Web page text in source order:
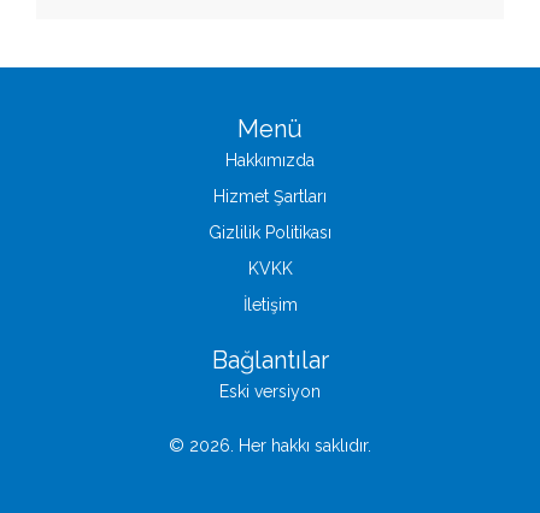
Menü
Hakkımızda
Hizmet Şartları
Gizlilik Politikası
KVKK
İletişim
Bağlantılar
Eski versiyon
© 2026. Her hakkı saklıdır.